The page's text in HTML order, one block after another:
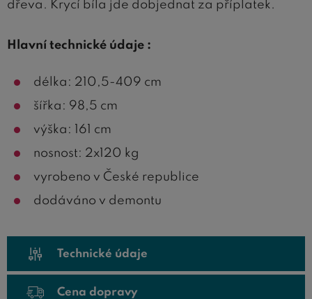
dřeva. Krycí bíla jde dobjednat za příplatek.
Hlavní technické údaje :
délka: 210,5-409 cm
šířka: 98,5 cm
výška: 161 cm
nosnost: 2x120 kg
vyrobeno v České republice
dodáváno v demontu
Technické údaje
Cena dopravy